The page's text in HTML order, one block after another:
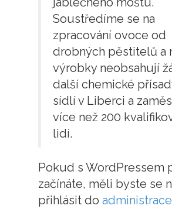
Soustředíme se na
zpracování ovoce od
drobných pěstitelů a
výrobky neobsahují
další chemické
sídlí v Liberci a
více než 200
lidí.
Pokud s WordPressem
začínáte, měli byste se
přihlásit do administrace